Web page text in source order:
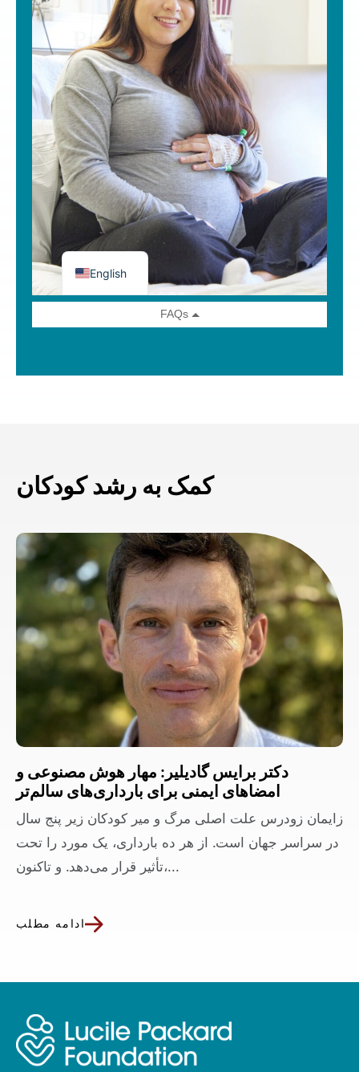
کمک به رشد کودکان
دکتر برایس گادیلیر: مهار هوش مصنوعی و
زایمان زودرس علت اصلی مرگ و میر کودکان زیر پنج سال
در سراسر جهان است. از هر ده بارداری، یک مورد را تحت
تأثیر قرار می‌دهد. و تاکنون،...
ادامه مطلب